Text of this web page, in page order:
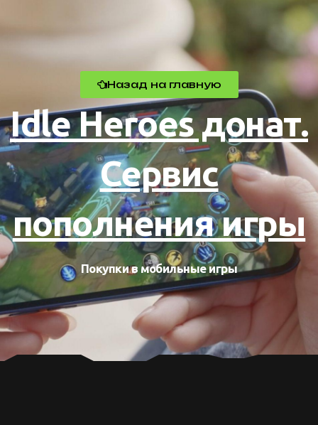
Назад на главную
Idle Heroes донат.
Сервис
пополнения игры
Покупки в мобильные игры